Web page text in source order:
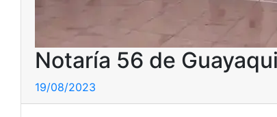
Notaría 56 de
19/08/2023